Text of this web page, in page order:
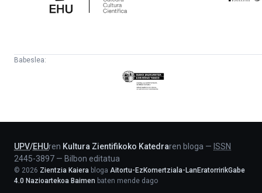
Babeslea:
Eusko
Jaurlaritza
UPV/EHUren Kultura Zientifikoko Katedraren bloga — ISSN
2445-3897 — Bilbon editatua
© 2026 Zientzia Kaiera bloga Aitortu-EzKomertziala-LanEratorririkGabe
4.0 Nazioartekoa Baimen baten mende dago